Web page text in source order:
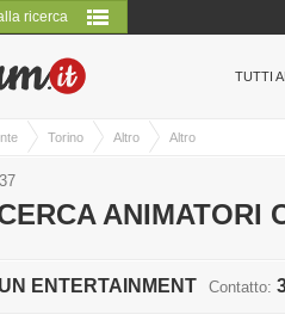
ricerca
TUTTI
Torino Altro Altro
ANIMATORI
ENTERTAINMENT Contatto: